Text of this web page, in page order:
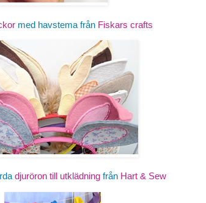
med havstema från Fiskars crafts
djuröron till utklädningfrån Hart & Sew